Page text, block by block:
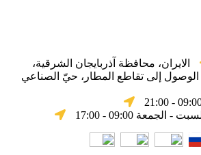
الایران، محافظة آذربایجان الشرقیة،
الوصول إلى تقاطع المطار، حيّ الصناعي
- الجمعة 09:00 - 17:00